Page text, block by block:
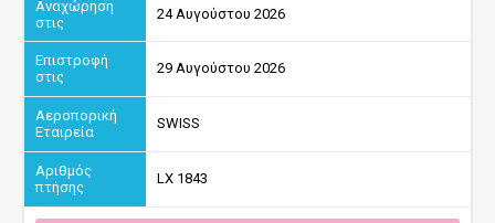
24 Αυγούστου 2026
29 Αυγούστου 2026
SWISS
LX 1843